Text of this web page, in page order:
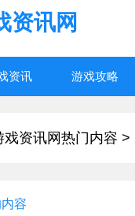
资讯网
资讯 游戏攻略
戏资讯网热门内容 >
容